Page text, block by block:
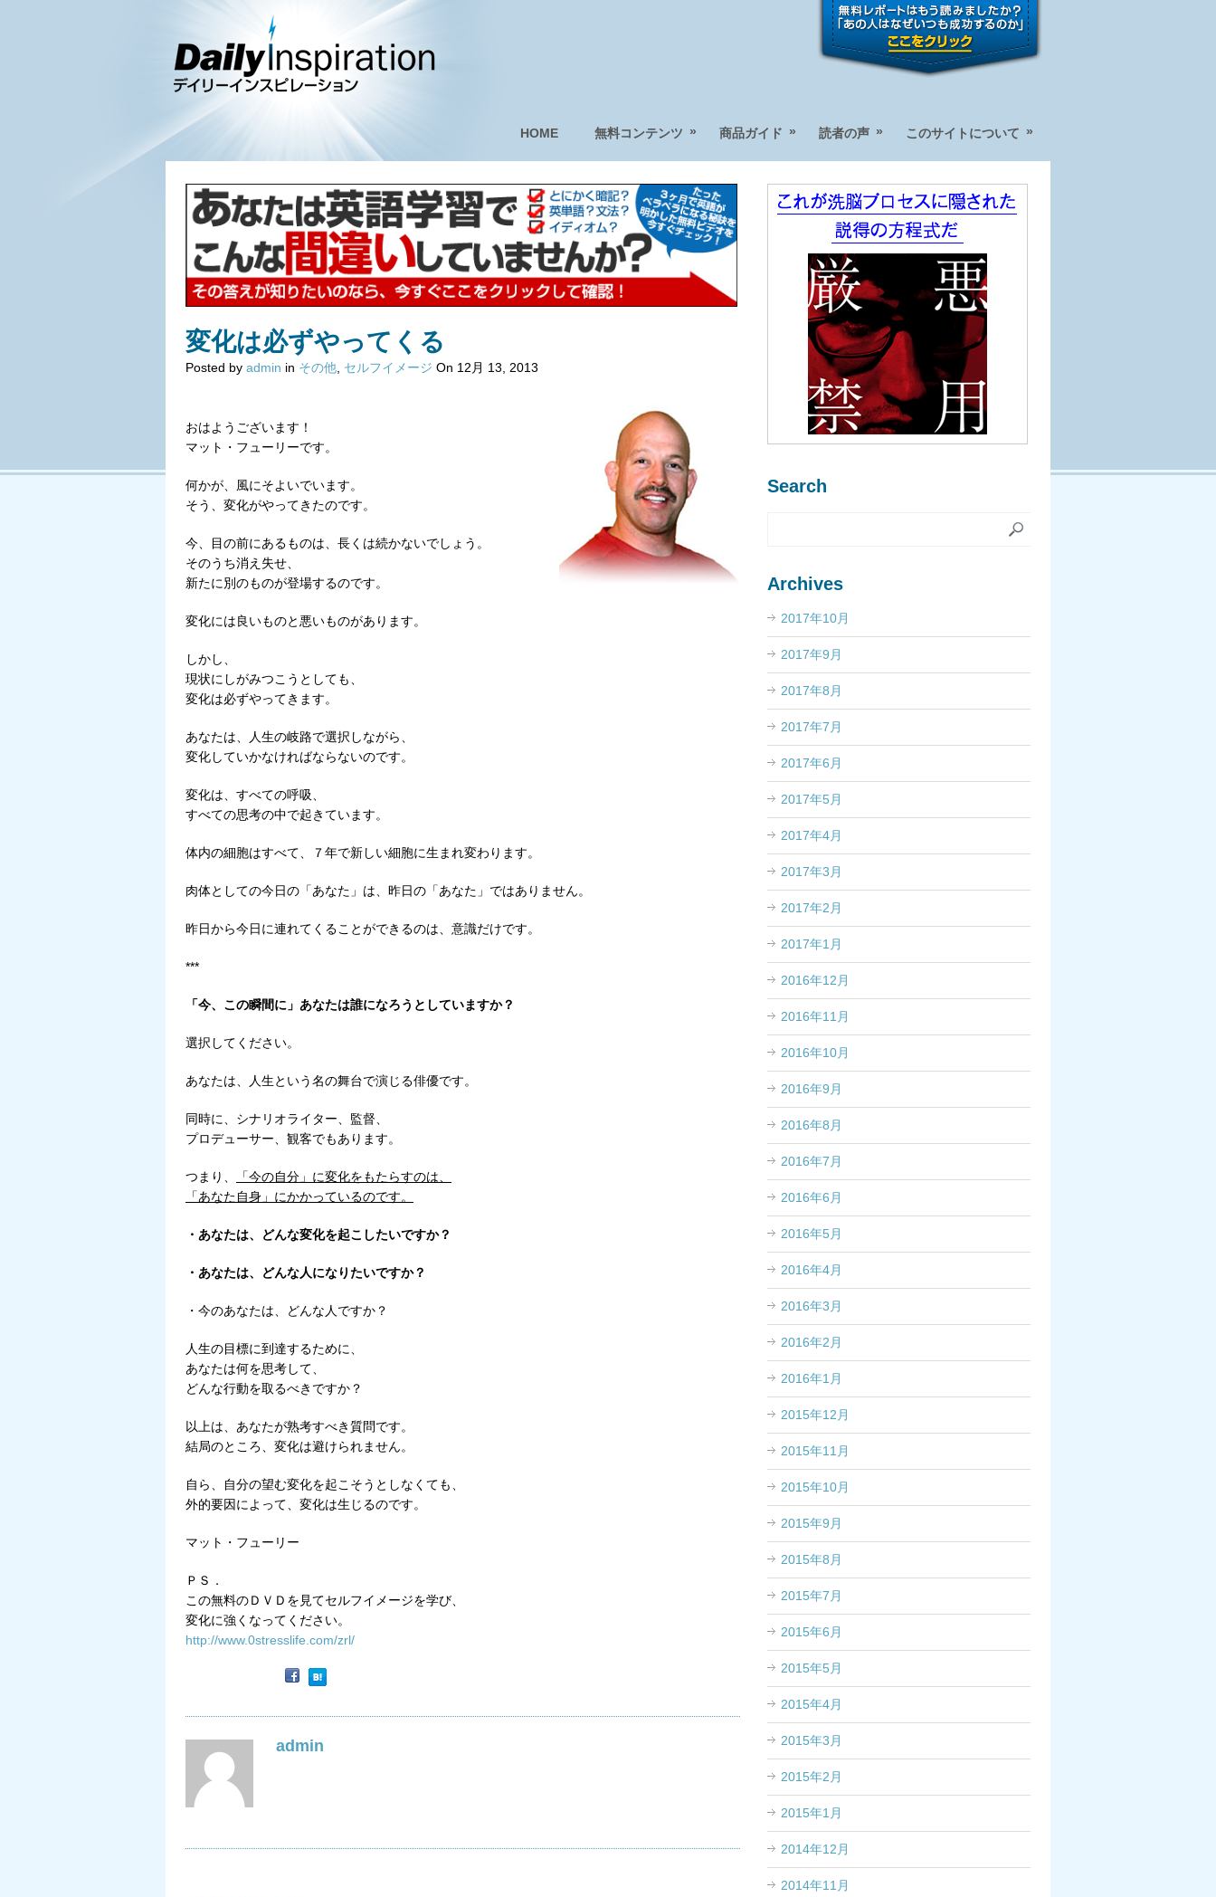
HOME 無料コンテンツ » 商品ガイド » 読者の声 » このサイトについて »
変化は必ずやってくる
Posted by admin in その他 セルフイメージ On 12月 13, 2013
おはようございます！
マット・フューリーです。
何かが、風にそよいでいます。
そう、変化がやってきたのです。
今、目の前にあるものは、長くは続かないでしょう。
そのうち消え失せ、
新たに別のものが登場するのです。
変化には良いものと悪いものがあります。
しかし、
現状にしがみつこうとしても、
変化は必ずやってきます。
あなたは、人生の岐路で選択しながら、
変化していかなければならないのです。
変化は、すべての呼吸、
すべての思考の中で起きています。
体内の細胞はすべて、７年で新しい細胞に生まれ変わります。
肉体としての今日の「あなた」は、昨日の「あなた」 ではありません。
昨日から今日に連れてくることができるのは、意識だけです。
***
「今、この瞬間に」あなたは誰になろうとしていますか？
選択してください。
あなたは、人生という名の舞台で演じる俳優です。
同時に、シナリオライター、監督、
プロデューサー、観客でもあります。
つまり、
「今の自分」に変化をもたらすのは、
「あなた自身」にかかっているのです。
・あなたは、どんな変化を起こしたいですか？
・あなたは、どんな人になりたいですか？
・今のあなたは、どんな人ですか？
人生の目標に到達するために、
あなたは何を思考して、
どんな行動を取るべきですか？
以上は、あなたが熟考すべき質問です。
結局のところ、変化は避けられません。
自ら、自分の望む変化を起こそうとしなくても、
外的要因によって、変化は生じるのです。
マット・フューリー
ＰＳ．
この無料のＤＶＤを見てセルフイメージを学び、
変化に強くなってください。
http://www.0stresslife.com/zrl/
admin
Search
Archives
2017年10月
2017年9月
2017年8月
2017年7月
2017年6月
2017年5月
2017年4月
2017年3月
2017年2月
2017年1月
2016年12月
2016年11月
2016年10月
2016年9月
2016年8月
2016年7月
2016年6月
2016年5月
2016年4月
2016年3月
2016年2月
2016年1月
2015年12月
2015年11月
2015年10月
2015年9月
2015年8月
2015年7月
2015年6月
2015年5月
2015年4月
2015年3月
2015年2月
2015年1月
2014年12月
2014年11月